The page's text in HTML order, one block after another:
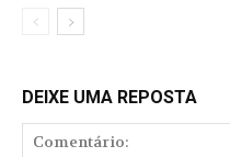
DEIXE UMA REPOSTA